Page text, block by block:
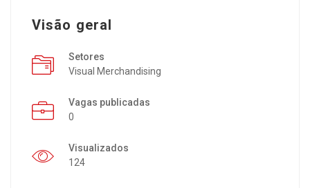
Visão geral
Setores
Visual Merchandising
Vagas publicadas
0
Visualizados
124